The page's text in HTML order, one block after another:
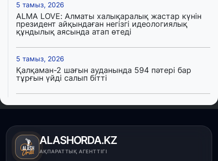
5 тамыз, 2026
ALMA LOVE: Алматы халықаралық жастар күнін
президент айқындаған негізгі идеологиялық
құндылық аясында атап өтеді
5 тамыз, 2026
Қалқаман-2 шағын ауданында 594 пәтері бар
тұрғын үйді салып бітті
4 тамыз, 2026
артады – Үкімет отырысы
3 тамыз, 2026
ALASHORDA.KZ
АҚПАРАТТЫҚ АГЕНТТІГІ